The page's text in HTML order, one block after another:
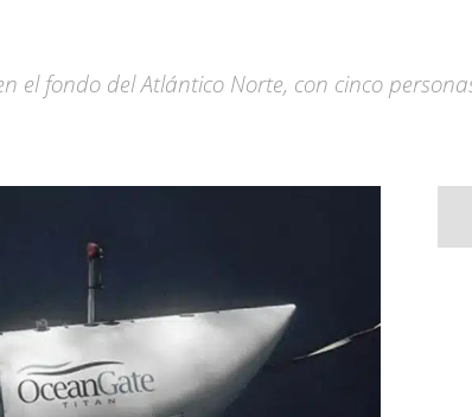
el fondo del Atlántico Norte, con cinco